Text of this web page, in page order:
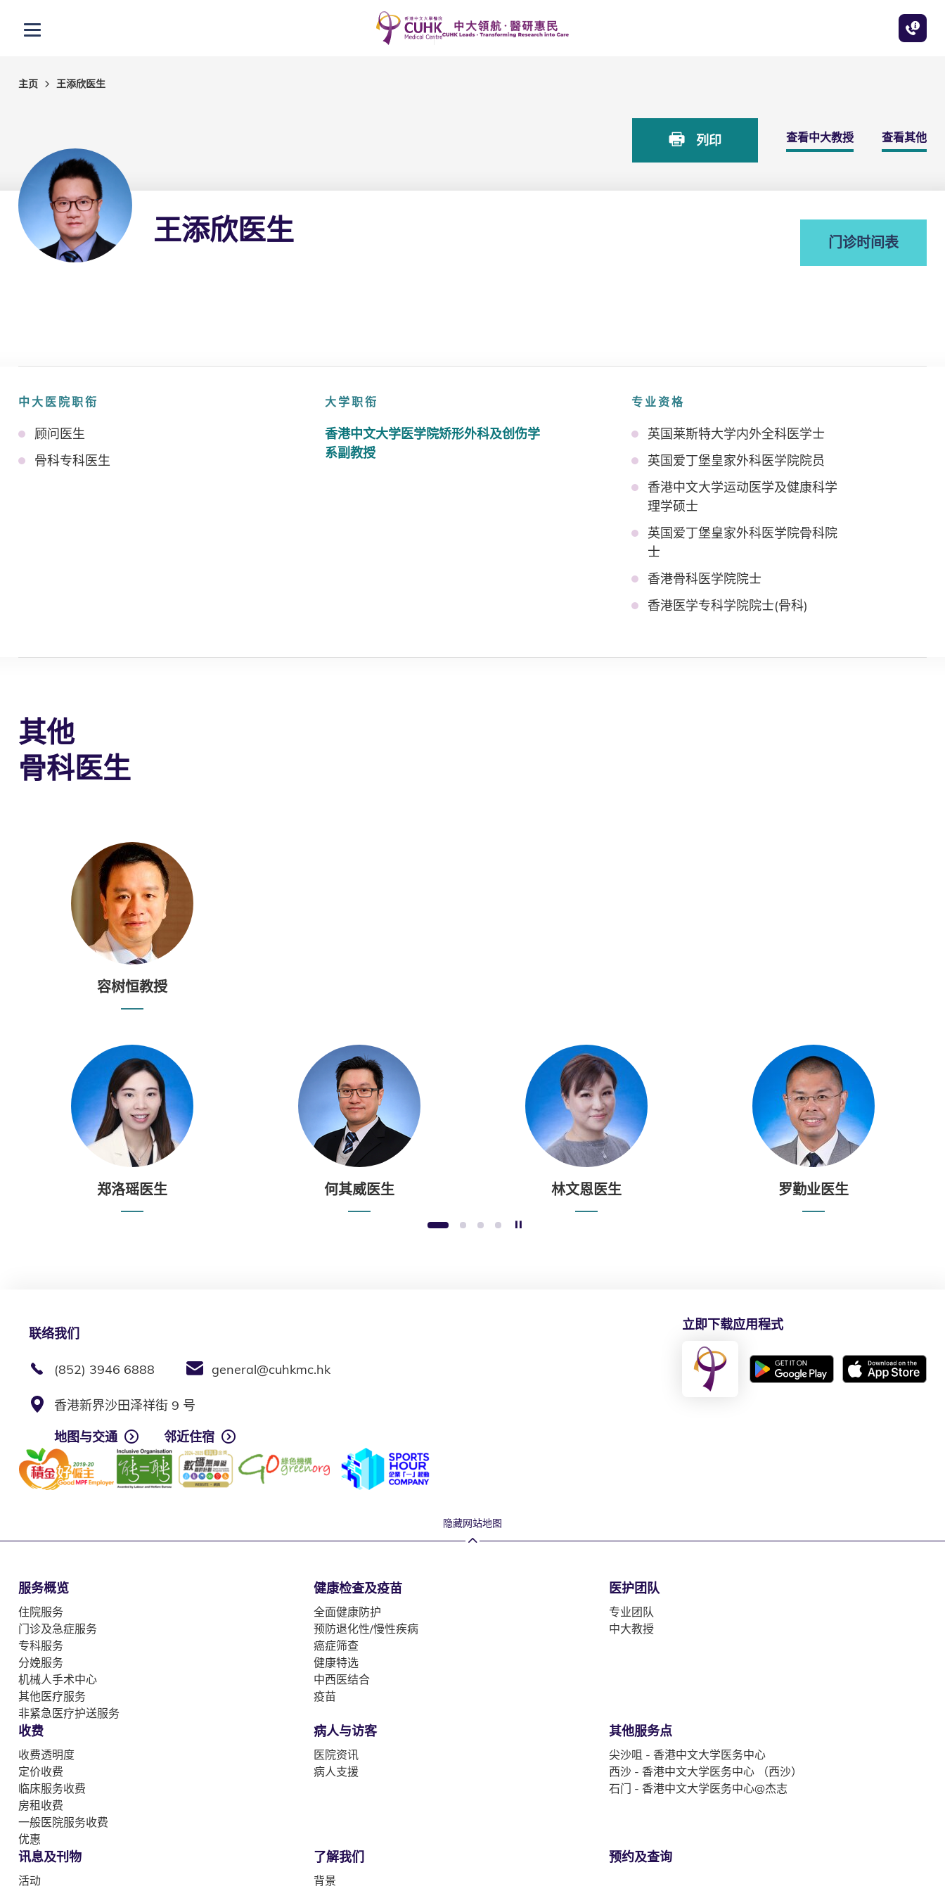
打开选单
主页 王添欣医生
列印 查看中大教授 查看其他
王添欣医生 门诊时间表
中大医院职衔
顾问医生
骨科专科医生
大学职衔
香港中文大学医学院矫形外科及创伤学
系副教授
专业资格
英国莱斯特大学内外全科医学士
英国爱丁堡皇家外科医学院院员
香港中文大学运动医学及健康科学
理学硕士
英国爱丁堡皇家外科医学院骨科院
士
香港骨科医学院院士
香港医学专科学院院士(骨科)
其他
骨科医生
容树恒教授
郑洛瑶医生 何其威医生 林文恩医生 罗勤业医生
1 2 3 4
联络我们
(852) 3946 6888 general@cuhkmc.hk
香港新界沙田泽祥街 9 号
地图与交通
邻近住宿
立即下载应用程式
隐藏网站地图
服务概览
住院服务
门诊及急症服务
专科服务
分娩服务
机械人手术中心
其他医疗服务
非紧急医疗护送服务
健康检查及疫苗
全面健康防护
预防退化性/慢性疾病
癌症筛查
健康特选
中西医结合
疫苗
医护团队
专业团队
中大教授
收费
收费透明度
定价收费
临床服务收费
房租收费
一般医院服务收费
优惠
病人与访客
医院资讯
病人支援
其他服务点
尖沙咀 - 香港中文大学医务中心
西沙 - 香港中文大学医务中心 （西沙）
石门 - 香港中文大学医务中心@杰志
讯息及刊物
活动
了解我们
背景
预约及查询